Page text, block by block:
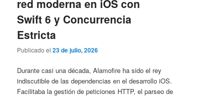
red moderna en iOS con
Swift 6 y Concurrencia
Estricta
Publicado el23 de julio, 2026
Durante casi una década, Alamofire ha sido el rey
indiscutible de las dependencias en el desarrollo iOS.
Facilitaba la gestión de peticiones HTTP, el parseo de